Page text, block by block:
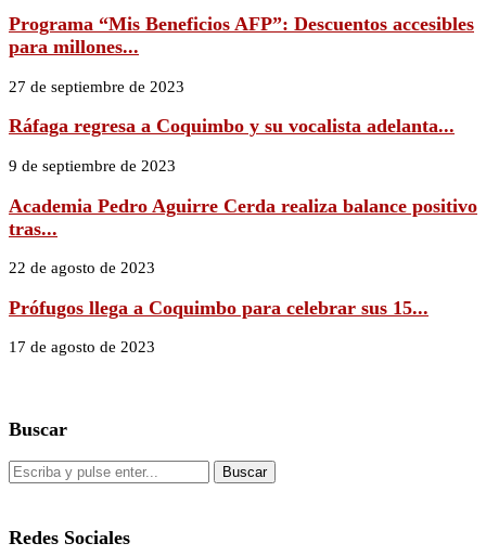
Programa “Mis Beneficios AFP”: Descuentos accesibles
para millones...
27 de septiembre de 2023
Ráfaga regresa a Coquimbo y su vocalista adelanta...
9 de septiembre de 2023
Academia Pedro Aguirre Cerda realiza balance positivo
tras...
22 de agosto de 2023
Prófugos llega a Coquimbo para celebrar sus 15...
17 de agosto de 2023
Buscar
Redes Sociales